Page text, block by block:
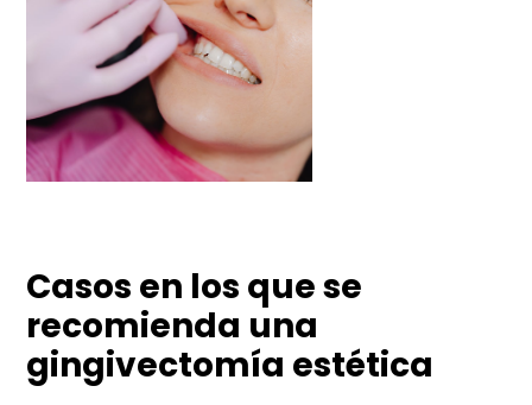
Casos en los que se
recomienda una
gingivectomía estética